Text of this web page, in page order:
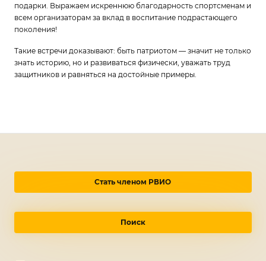
подарки. Выражаем искреннюю благодарность спортсменам и
всем организаторам за вклад в воспитание подрастающего
поколения!
Такие встречи доказывают: быть патриотом — значит не только
знать историю, но и развиваться физически, уважать труд
защитников и равняться на достойные примеры.
Стать членом РВИО
Поиск